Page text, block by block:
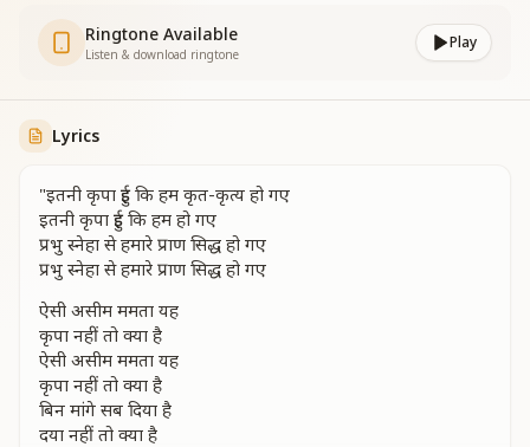
Ringtone Available
Listen & download ringtone
Play
Lyrics
"इतनी कृपा हुई कि हम कृत-कृत्य हो गए
इतनी कृपा हुई कि हम हो गए
प्रभु स्नेहा से हमारे प्राण सिद्ध हो गए
प्रभु स्नेहा से हमारे प्राण सिद्ध हो गए
ऐसी असीम ममता यह
कृपा नहीं तो क्या है
ऐसी असीम ममता यह
कृपा नहीं तो क्या है
बिन मांगे सब दिया है
दया नहीं तो क्या है